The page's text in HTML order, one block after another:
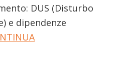
DUS (Disturbo
e dipendenze